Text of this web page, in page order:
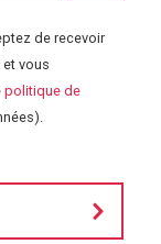
de recevoir
vous
politique de